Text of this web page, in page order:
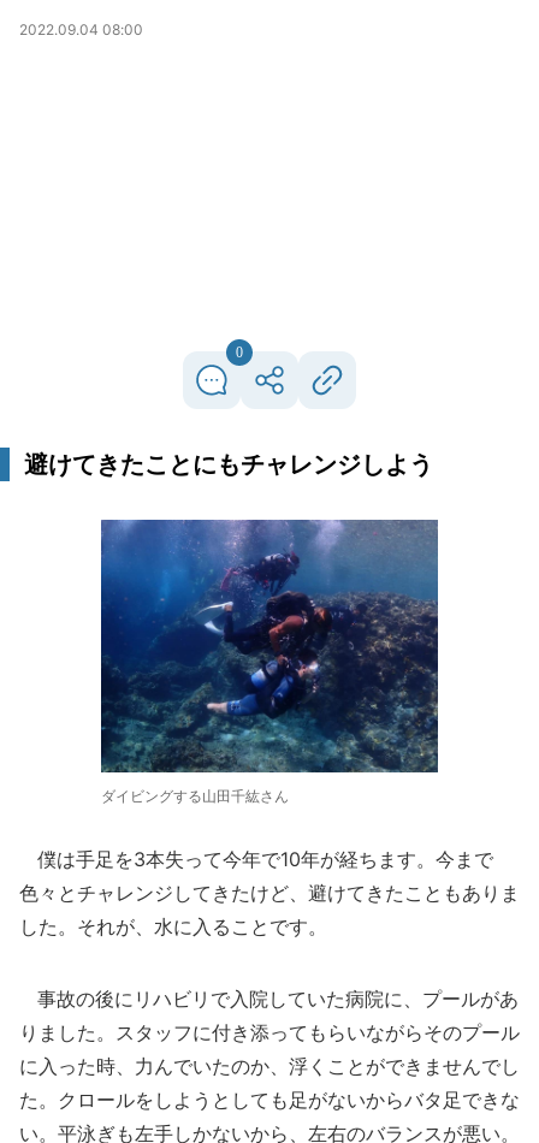
2022.09.04 08:00
0
避けてきたことにもチャレンジしよう
ダイビングする山田千紘さん
僕は手足を3本失って今年で10年が経ちます。今まで
色々とチャレンジしてきたけど、避けてきたこともありま
した。それが、水に入ることです。
事故の後にリハビリで入院していた病院に、プールがあ
りました。スタッフに付き添ってもらいながらそのプール
に入った時、力んでいたのか、浮くことができませんでし
た。クロールをしようとしても足がないからバタ足できな
い。平泳ぎも左手しかないから、左右のバランスが悪い。